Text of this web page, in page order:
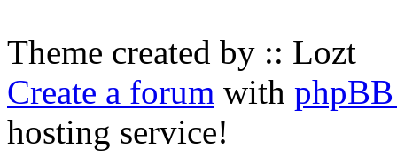
Theme created by :: Lozt
Create a forum with
hosting service!